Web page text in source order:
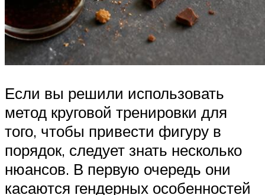
Если вы решили использовать
метод круговой тренировки для
того, чтобы привести фигуру в
порядок, следует знать несколько
нюансов. В первую очередь они
касаются гендерных особенностей